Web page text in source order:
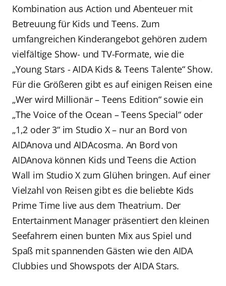
Kombination aus Action und Abenteuer mit
Betreuung für Kids und Teens. Zum
umfangreichen Kinderangebot gehören zudem
vielfältige Show- und TV-Formate, wie die
„Young Stars - AIDA Kids & Teens Talente“ Show.
Für die Größeren gibt es auf einigen Reisen eine
„Wer wird Millionär – Teens Edition“ sowie ein
„The Voice of the Ocean – Teens Special“ oder
„1,2 oder 3“ im Studio X – nur an Bord von
AIDAnova und AIDAcosma. An Bord von
AIDAnova können Kids und Teens die Action
Wall im Studio X zum Glühen bringen. Auf einer
Vielzahl von Reisen gibt es die beliebte Kids
Prime Time live aus dem Theatrium. Der
Entertainment Manager präsentiert den kleinen
Seefahrern einen bunten Mix aus Spiel und
Spaß mit spannenden Gästen wie den AIDA
Clubbies und Showspots der AIDA Stars.